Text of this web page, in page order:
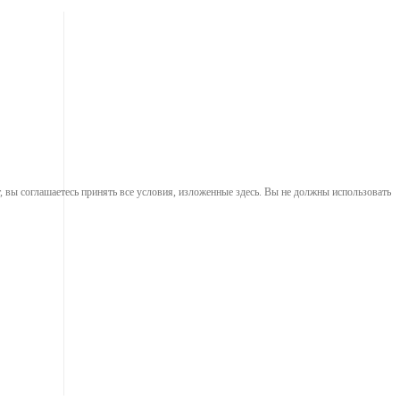
соглашаетесь принять все условия, изложенные здесь. Вы не должны использовать